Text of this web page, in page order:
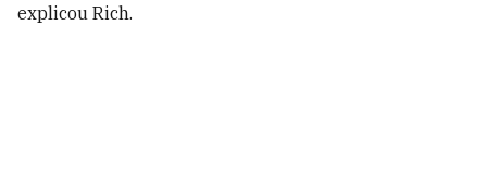
explicou Rich.